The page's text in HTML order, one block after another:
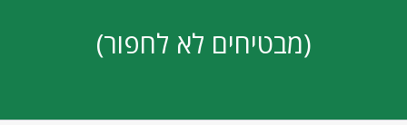
(מבטיחים לא לחפור)